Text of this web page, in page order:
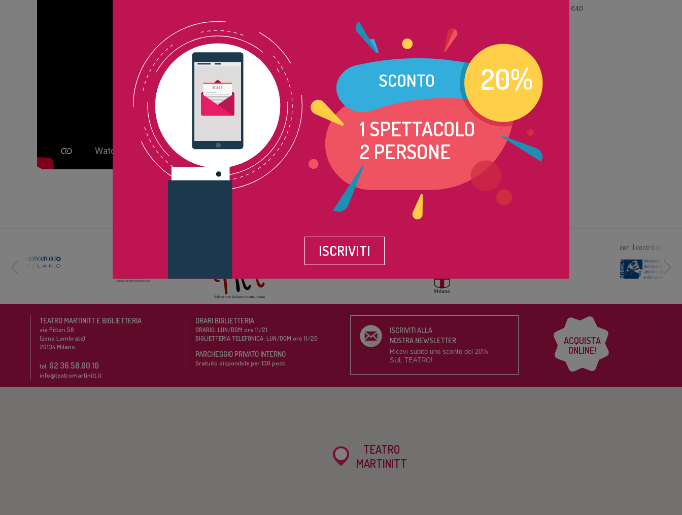
Cinecard 10 ingressi a €40
con il contributo di
TEATRO MARTINITT E BIGLIETTERIA
via Pitteri 58
(zona Lambrate)
20134Milano
tel. 02 36.58.00.10
info@teatromartinitt.it
ORARI BIGLIETTERIA
ORARIO: LUN/DOM ore 11/21
BIGLIETTERIA TELEFONICA: LUN/DOM ore 11/20
PARCHEGGIO PRIVATO INTERNO
Gratuito disponibile per 130 posti
ISCRIVITI ALLA
NOSTRA NEWSLETTER
Ricevi subito uno sconto del 20%
SUL TEATRO!
ACQUISTA
ONLINE!
TEATRO
MARTINITT
SCONTO 20%
1 SPETTACOLO
2 PERSONE
ISCRIVITI